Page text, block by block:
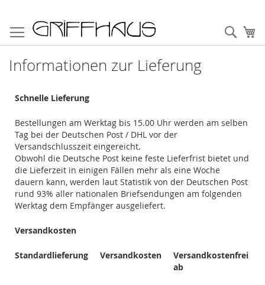
zum
Inhalt
Informationen zur Lieferung
Schnelle Lieferung
Bestellungen am Werktag bis 15.00 Uhr werden am selben
Tag bei der Deutschen Post / DHL vor der
Versandschlusszeit eingereicht.
Obwohl die Deutsche Post keine feste Lieferfrist bietet und
die Lieferzeit in einigen Fällen mehr als eine Woche
dauern kann, werden laut Statistik von der Deutschen Post
rund 93% aller nationalen Briefsendungen am folgenden
Werktag dem Empfänger ausgeliefert.
Versandkosten
Standardlieferung Versandkosten
Versandkostenfrei
ab